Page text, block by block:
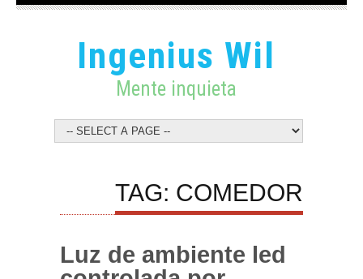
Ingenius Wil
Mente inquieta
TAG: COMEDOR
Luz de ambiente led